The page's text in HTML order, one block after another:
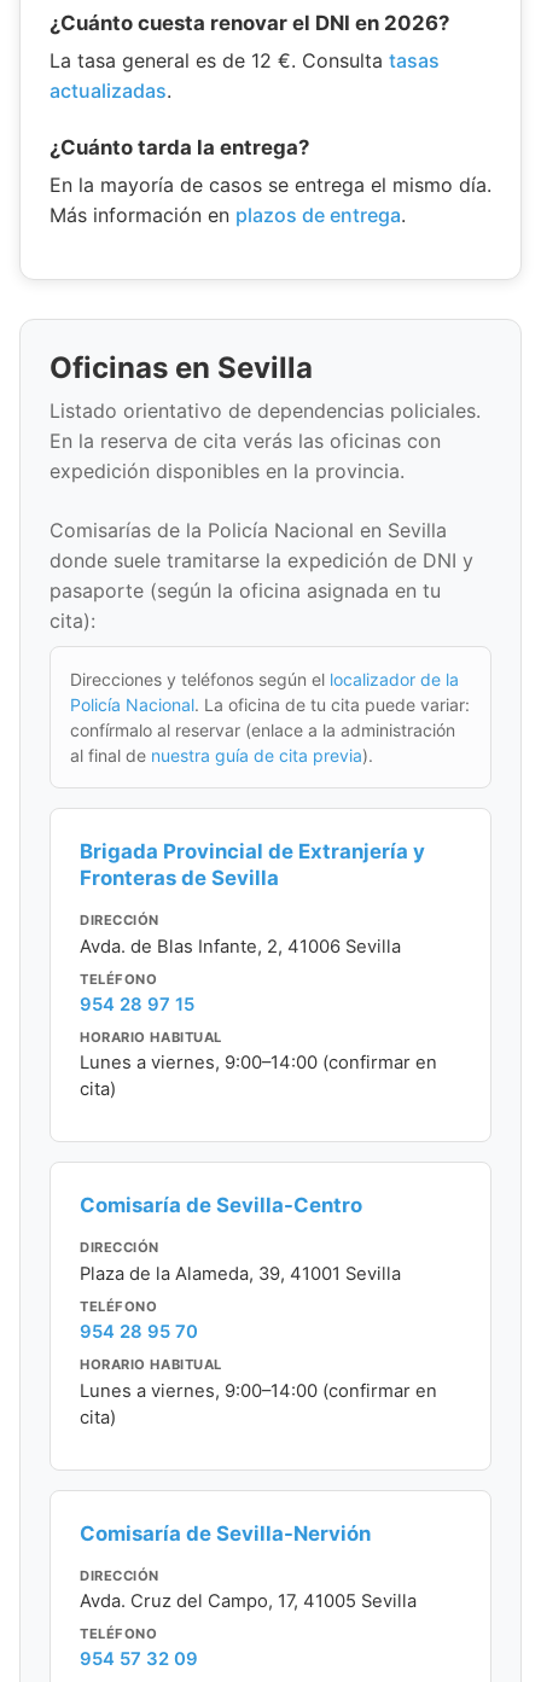
¿Cuánto cuesta renovar el DNI en 2026?
La tasa general es de 12 €. Consulta tasas
actualizadas.
¿Cuánto tarda la entrega?
En la mayoría de casos se entrega el mismo día.
Más información en plazos de entrega.
Oficinas en Sevilla
Listado orientativo de dependencias policiales.
En la reserva de cita verás las oficinas con
expedición disponibles en la provincia.
Comisarías de la Policía Nacional en Sevilla
donde suele tramitarse la expedición de DNI y
pasaporte (según la oficina asignada en tu
cita):
Direcciones y teléfonos según el localizador de la
Policía Nacional. La oficina de tu cita puede variar:
confírmalo al reservar (enlace a la administración
al final de nuestra guía de cita previa).
Brigada Provincial de Extranjería y
Fronteras de Sevilla
DIRECCIÓN
Avda. de Blas Infante, 2, 41006 Sevilla
TELÉFONO
954 28 97 15
HORARIO HABITUAL
Lunes a viernes, 9:00–14:00 (confirmar en
cita)
Comisaría de Sevilla-Centro
DIRECCIÓN
Plaza de la Alameda, 39, 41001 Sevilla
TELÉFONO
954 28 95 70
HORARIO HABITUAL
Lunes a viernes, 9:00–14:00 (confirmar en
cita)
Comisaría de Sevilla-Nervión
DIRECCIÓN
Avda. Cruz del Campo, 17, 41005 Sevilla
TELÉFONO
954 57 32 09